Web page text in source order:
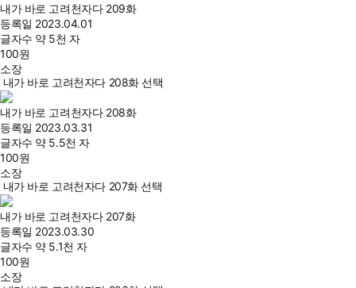
내가 바로 고려천자다 209화
등록일 2023.04.01
글자수 약 5천 자
100원
소장
내가 바로 고려천자다 208화 선택
내가 바로 고려천자다 208화
등록일 2023.03.31
글자수 약 5.5천 자
100원
소장
내가 바로 고려천자다 207화 선택
내가 바로 고려천자다 207화
등록일 2023.03.30
글자수 약 5.1천 자
100원
소장